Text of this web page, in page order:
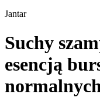
Jantar
Suchy
esencją